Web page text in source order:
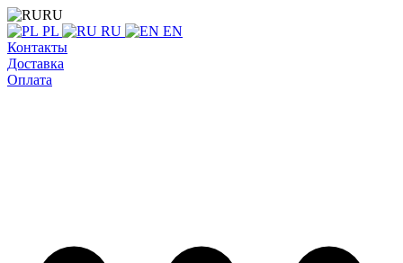
RU
PL
RU
EN
Контакты
Доставка
Оплата